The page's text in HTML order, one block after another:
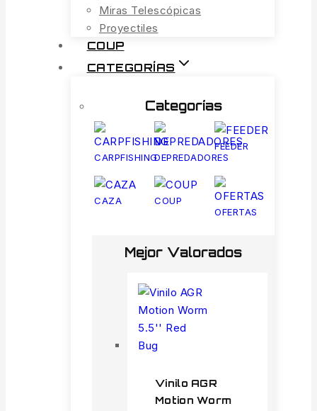
Miras Telescópicas
Proyectiles
COUP
CATEGORÍAS
Categorías
CARPFISHINGDEPREDADORES
FEEDER
CAZA
COUP
OFERTAS
Mejor Valorados
Vinilo AGR
Motion Worm